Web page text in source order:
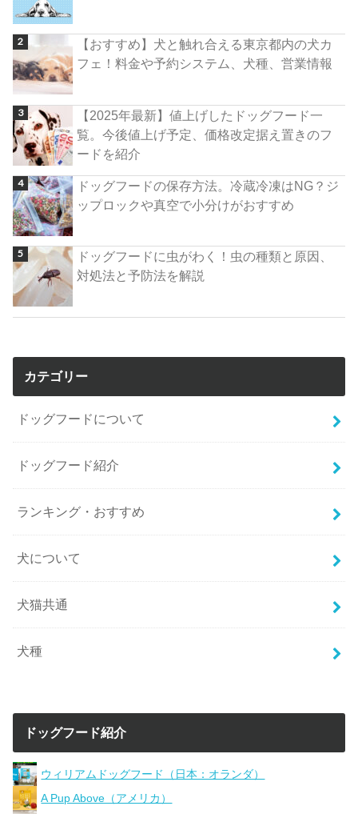
【おすすめ】犬と触れ合える東京都内の犬カ
フェ！料金や予約システム、犬種、営業情報
【2025年最新】値上げしたドッグフード一
覧。今後値上げ予定、価格改定据え置きのフ
ードを紹介
ドッグフードの保存方法。冷蔵冷凍はNG？ジ
ップロックや真空で小分けがおすすめ
ドッグフードに虫がわく！虫の種類と原因、
対処法と予防法を解説
カテゴリー
ドッグフードについて
ドッグフード紹介
ランキング・おすすめ
犬について
犬猫共通
犬種
ドッグフード紹介
ウィリアムドッグフード（日本：オランダ）
A Pup Above（アメリカ）